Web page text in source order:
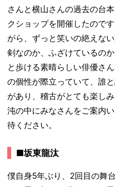
さんと横山さんの過去の台
クショップを開催したので
がら、ずっと笑いの絶えな
剣なのか、ふざけているの
と歩ける素晴らしい俳優さ
の個性が際立っていて、誰
があり、稽古がとても楽し
沌の中にみなさんをご案内
待ください。
■坂東龍汰
僕自身5年ぶり、2回目の舞